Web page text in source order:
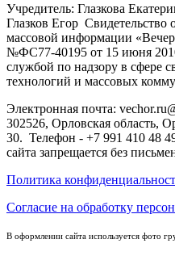
Учредитель: Глазкова
Глазков Егор Свидетельство
массовой информации
№ФС77-40195 от 15 июня
службой по надзору в сфере
технологий и массовых
Электронная почта:
302526, Орловская область,
30. Телефон - +7 991 410 48
сайта запрещается без
Политика
Согласие на обработку
В оформлении сайта используется фото